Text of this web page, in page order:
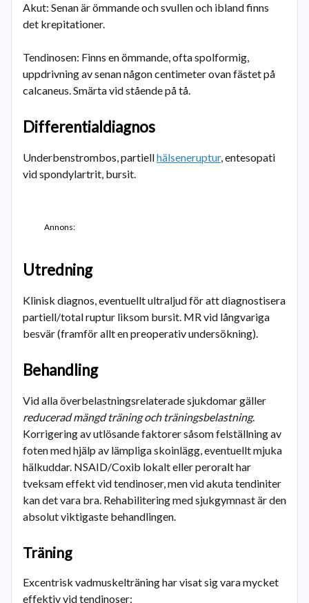
Akut: Senan är ömmande och svullen och ibland finns
det krepitationer.
Tendinosen: Finns en ömmande, ofta spolformig,
uppdrivning av senan någon centimeter ovan fästet på
calcaneus. Smärta vid stående på tå.
Differentialdiagnos
Underbenstrombos, partiellhälseneruptur, entesopati
vid spondylartrit, bursit.
Annons:
Utredning
Klinisk diagnos, eventuellt ultraljud för att diagnostisera
partiell/total ruptur liksom bursit. MR vid långvariga
besvär (framför allt en preoperativ undersökning).
Behandling
Vid alla överbelastningsrelaterade sjukdomar gäller
reducerad mängd träning och träningsbelastning.
Korrigering av utlösande faktorer såsom felställning av
foten med hjälp av lämpliga skoinlägg, eventuellt mjuka
hälkuddar. NSAID/Coxib lokalt eller peroralt har
tveksam effekt vid tendinoser, men vid akuta tendiniter
kan det vara bra. Rehabilitering med sjukgymnast är den
absolut viktigaste behandlingen.
Träning
Excentrisk vadmuskelträning har visat sig vara mycket
effektiv vid tendinoser: